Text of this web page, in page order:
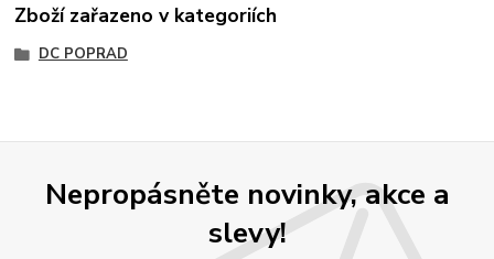
Zboží zařazeno v kategoriích
DC POPRAD
Nepropásněte novinky, akce a
slevy!